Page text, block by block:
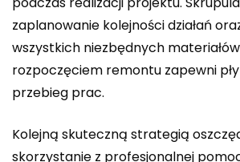
zaplanowanie kolejności działań
wszystkich niezbędnych
rozpoczęciem remontu zapewni
przebieg prac.
Kolejną skuteczną strategią
skorzystanie z profesjonalnej